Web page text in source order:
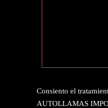
Consiento el
AUTOLLAMAS